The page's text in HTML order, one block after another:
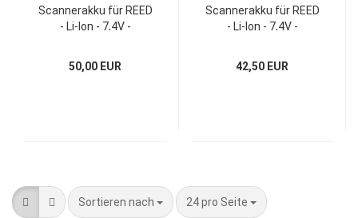
Scannerakku für REED
- Li-Ion - 7,4V -
50,00 EUR
Scannerakku für REED
- Li-Ion - 7,4V -
42,50 EUR
Sortieren nach
Sortieren nach 24 pro Seite
pro Seite